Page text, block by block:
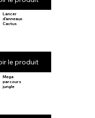
Lancer
d’anneaux
Cactus
le produit
Mega
parcours
jungle